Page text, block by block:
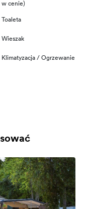
w cenie)
Toaleta
Wieszak
Klimatyzacja / Ogrzewanie